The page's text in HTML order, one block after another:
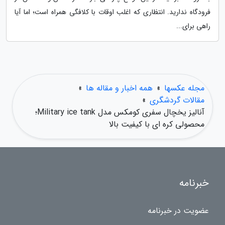
فرودگاه ندارید. انتظاری که اغلب اوقات با کلافگی همراه است؛ اما آیا
راهی برای...
مجله عکسها » همه اخبار و مقاله ها »
مقالات گردشگری »
آنالیز یخچال سفری کومکس مدل Military ice tank؛
محصولی کره ای با کیفیت بالا
خبرنامه
عضویت در خبرنامه